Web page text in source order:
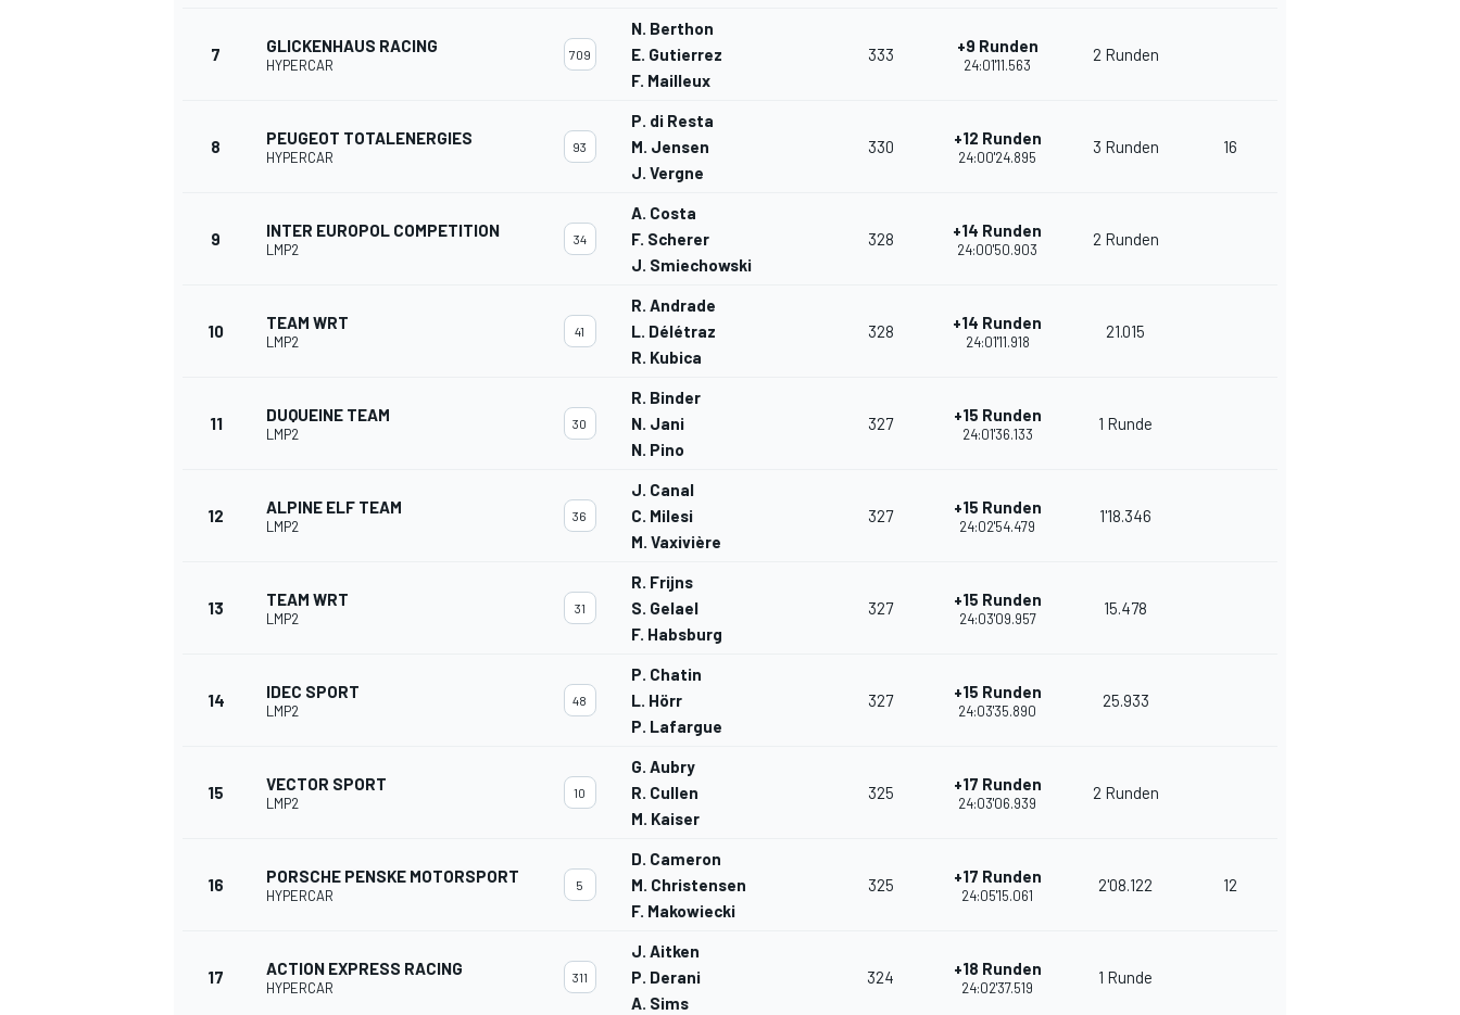
SPORTWAGEN
7 GLICKENHAUS RACING
HYPERCAR
709
N. Berthon
E. Gutierrez
F. Mailleux
333 +9 Runden
24:01'11.563
2 Runden
8 PEUGEOT TOTALENERGIES
HYPERCAR
93
P. di Resta
M. Jensen
J. Vergne
330 +12 Runden
24:00'24.895
3 Runden 16
9 INTER EUROPOL COMPETITION
LMP2
34
A. Costa
F. Scherer
J. Smiechowski
328 +14 Runden
24:00'50.903
2 Runden
10 TEAM WRT
LMP2
41
R. Andrade
L. Délétraz
R. Kubica
328 +14 Runden
24:01'11.918
21.015
11 DUQUEINE TEAM
LMP2
30
R. Binder
N. Jani
N. Pino
327 +15 Runden
24:01'36.133
1 Runde
12 ALPINE ELF TEAM
LMP2
36
J. Canal
C. Milesi
M. Vaxivière
327 +15 Runden
24:02'54.479
1'18.346
13 TEAM WRT
LMP2
31
R. Frijns
S. Gelael
F. Habsburg
327 +15 Runden
24:03'09.957
15.478
14 IDEC SPORT
LMP2
48
P. Chatin
L. Hörr
P. Lafargue
327 +15 Runden
24:03'35.890
25.933
15 VECTOR SPORT
LMP2
10
G. Aubry
R. Cullen
M. Kaiser
325 +17 Runden
24:03'06.939
2 Runden
16 PORSCHE PENSKE MOTORSPORT
HYPERCAR
5
D. Cameron
M. Christensen
F. Makowiecki
325 +17 Runden
24:05'15.061
2'08.122 12
17 ACTION EXPRESS RACING
HYPERCAR
311
J. Aitken
P. Derani
A. Sims
324 +18 Runden
24:02'37.519
1 Runde